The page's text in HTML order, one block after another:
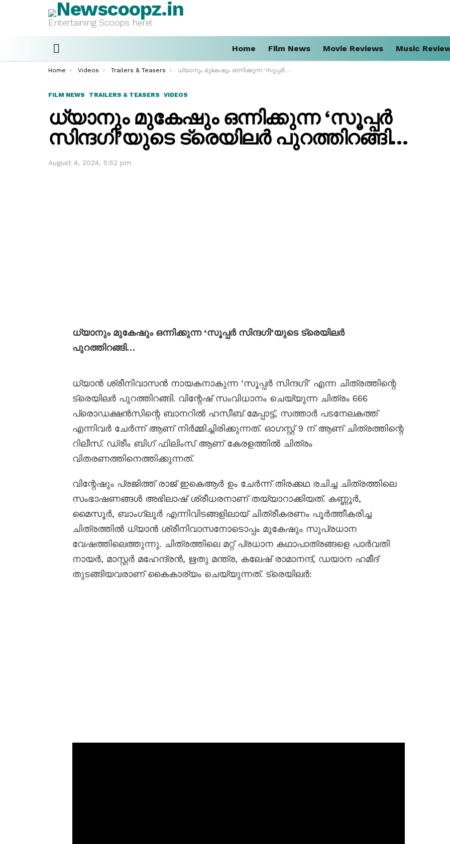
Entertaining Scoops here!
Home Film News Movie Reviews Music
You are here:
Home Videos Trailers & Teasers ധ്യാനും മുകേഷും ഒന്നിക്കുന്ന ‘സൂപ്പർ സിന്ദഗി’യുടെ ട്രെയിലർ പുറത്തിറങ്ങി…
FILM NEWS TRAILERS & TEASERS VIDEOS
ധ്യാനും മുകേഷും ഒന്നിക്കുന്ന ‘സൂപ്പർ
സിന്ദഗി’യുടെ ട്രെയിലർ പുറത്തിറങ്ങി…
August 4, 2024, 5:52 pm
ധ്യാനും മുകേഷും ഒന്നിക്കുന്ന ‘സൂപ്പർ സിന്ദഗി’യുടെ ട്രെയിലർ
പുറത്തിറങ്ങി…
ധ്യാൻ ശ്രീനിവാസൻ നായകനാകുന്ന ‘സൂപ്പർ സിന്ദഗി’ എന്ന ചിത്രത്തിന്റെ
ട്രെയിലർ പുറത്തിറങ്ങി. വിന്റേഷ് സംവിധാനം ചെയ്യുന്ന ചിത്രം 666
പ്രൊഡക്ഷൻസിന്റെ ബാനറിൽ ഹസീബ് മേപ്പാട്ട്, സത്താർ പടനേലകത്ത്
എന്നിവർ ചേർന്ന് ആണ് നിർമ്മിച്ചിരിക്കുന്നത്. ഓഗസ്റ്റ് 9 ന് ആണ് ചിത്രത്തിന്റെ
റിലീസ്. ഡ്രീം ബിഗ് ഫിലിംസ് ആണ് കേരളത്തിൽ ചിത്രം
വിതരണത്തിനെത്തിക്കുന്നത്.
വിന്റേഷും പ്രജിത്ത് രാജ് ഇകെആർ ഉം ചേർന്ന് തിരക്കഥ രചിച്ച ചിത്രത്തിലെ
സംഭാഷണങ്ങൾ അഭിലാഷ് ശ്രീധരനാണ് തയ്യാറാക്കിയത്. കണ്ണൂർ,
മൈസൂർ, ബാംഗ്ലൂർ എന്നിവിടങ്ങളിലായ് ചിത്രീകരണം പൂർത്തീകരിച്ച
ചിത്രത്തിൽ ധ്യാൻ ശ്രീനിവാസനോടൊപ്പം മുകേഷും സുപ്രധാന
വേഷത്തിലെത്തുന്നു. ചിത്രത്തിലെ മറ്റ് പ്രധാന കഥാപാത്രങ്ങളെ പാർവതി
നായർ, മാസ്റ്റർ മഹേന്ദ്രൻ, ഋതു മന്ത്ര, കലേഷ് രാമാനന്ദ്, ഡയാന ഹമീദ്
തുടങ്ങിയവരാണ് കൈകാര്യം ചെയ്യുന്നത്. ട്രെയിലർ: